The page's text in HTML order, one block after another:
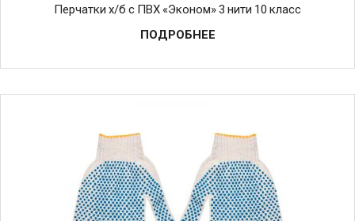
Перчатки х/б с ПВХ «Эконом» 3 нити 10 класс
ПОДРОБНЕЕ